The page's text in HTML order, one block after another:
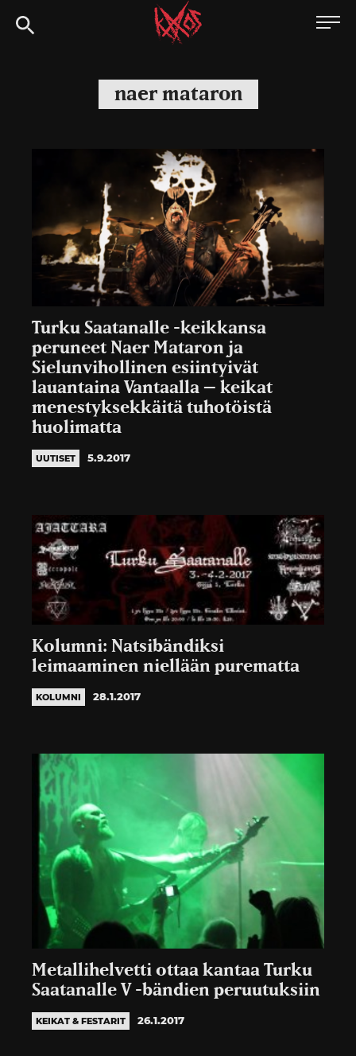
Siirry
suoraan
Kaaoszine
naer mataron
Turku Saatanalle -keikkansa
peruneet Naer Mataron ja
Sielunvihollinen esiintyivät
lauantaina Vantaalla – keikat
menestyksekkäitä tuhotöistä
huolimatta
UUTISET 5.9.2017
Kolumni: Natsibändiksi
leimaaminen niellään purematta
KOLUMNI 28.1.2017
Metallihelvetti ottaa kantaa Turku
Saatanalle V -bändien peruutuksiin
KEIKAT & FESTARIT 26.1.2017